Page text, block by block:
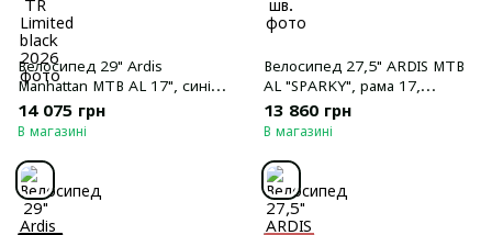
Велосипед 29" Ardis
Manhattan MTB AL 17", синій
мат
14 075 грн
В магазині
Велосипед 27,5" ARDIS MTB
AL "SPARKY", рама 17,
коричневий
13 860 грн
В магазині